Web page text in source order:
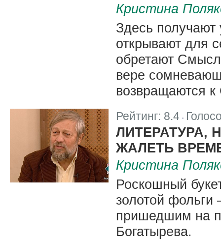
Кристина
Здесь
открывают для
обретают
вере
возвращаются
Рейтинг: 8.4
ЛИТЕРАТУРА,
ЖАЛЕТЬ
Кристина
Роскошный
золотой фольги
пришедшим на
Богатырева.